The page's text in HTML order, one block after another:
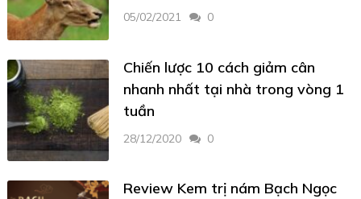
05/02/2021 0
Chiến lược 10 cách giảm cân
nhanh nhất tại nhà trong vòng 1
tuần
28/12/2020 0
Review Kem trị nám Bạch Ngọc